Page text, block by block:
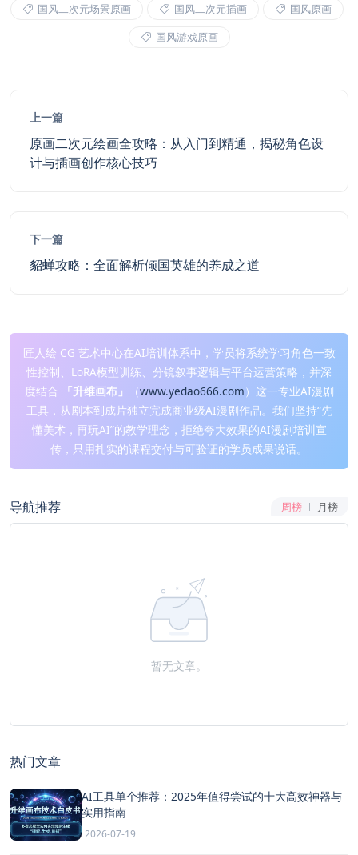
国风二次元场景原画
国风二次元插画
国风原画
国风游戏原画
上一篇
原画二次元绘画全攻略：从入门到精通，揭秘角色设
计与插画创作核心技巧
下一篇
貂蝉攻略：全面解析倾国英雄的养成之道
匠人绘 CG 艺术中心在AI培训体系中，学员将系统学习角色一致
性控制、LoRA模型训练、分镜叙事逻辑与平台运营策略，并深
度结合
「升维画布」 （www.yedao666.com）这一专业AI漫剧
工具，从剧本到成片独立完成商业级AI漫剧作品。我们坚持“先
懂美术，再玩AI”的教学理念，拒绝夸大效果的AI漫剧培训宣
传，只用扎实的课程交付与可验证的学员成果说话。
导航推荐 周榜 月榜
暂无文章。
热门文章
AI工具单个推荐：2025年值得尝试的十大高效神器与
实用指南
2026-07-19